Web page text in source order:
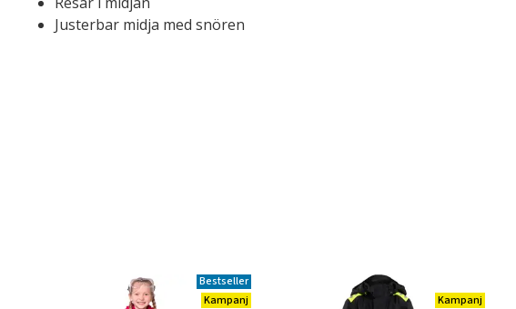
Justerbar midja med snören
Bestseller
Kampanj
Kampanj